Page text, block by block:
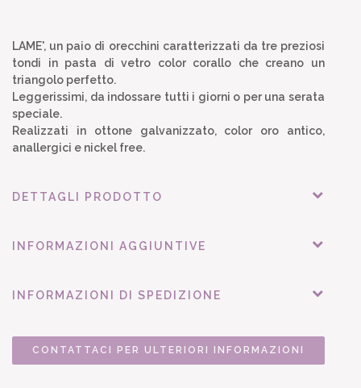
LAME', un paio di orecchini caratterizzati da tre preziosi
tondi in pasta di vetro color corallo che creano un
triangolo perfetto.
Leggerissimi, da indossare tutti i giorni o per una serata
speciale.
Realizzati in ottone galvanizzato, color oro antico,
anallergici e nickel free.
DETTAGLI PRODOTTO
INFORMAZIONI AGGIUNTIVE
INFORMAZIONI DI SPEDIZIONE
CONTATTACI PER ULTERIORI INFORMAZIONI